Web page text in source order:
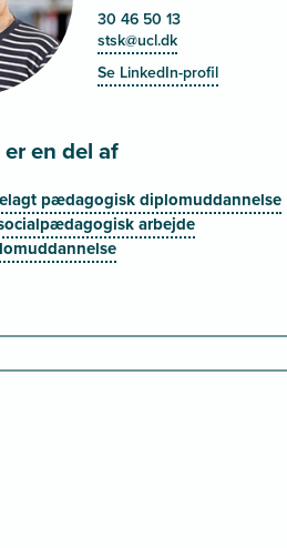
30 46 50 13
stsk@ucl.dk
Se LinkedIn-profil
en del af
pædagogisk diplomuddannelse
arbejde